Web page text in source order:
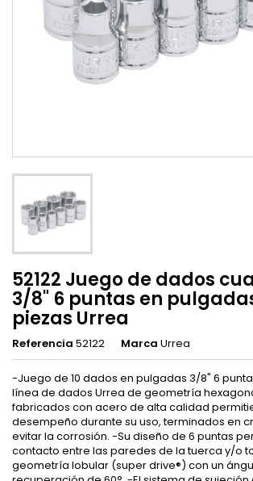
52122 Juego de dados
3/8" 6 puntas en
piezas Urrea
Referencia 52122 Marca Urrea
-Juego de 10 dados en pulgadas 3/8" 6
línea de dados Urrea de geometría
fabricados con acero de alta calidad
desempeño durante su uso, terminados en
evitar la corrosión. -Su diseño de 6 puntas
contacto entre las paredes de la tuerca y/o
geometría lobular (super drive®) con un